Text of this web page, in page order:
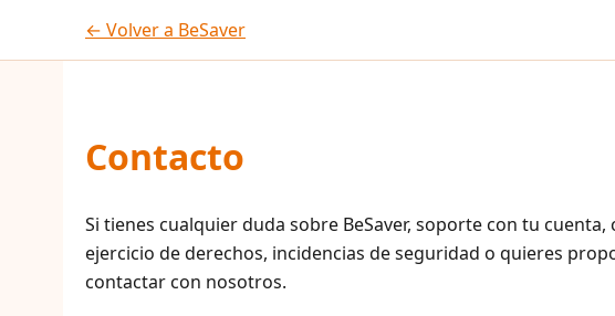
← Volver a BeSaver
Contacto
Si tienes cualquier duda sobre BeSaver, soporte con tu
ejercicio de derechos, incidencias de seguridad o quieres
contactar con nosotros.